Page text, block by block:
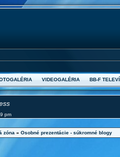
VIDEOGALÉRIA BB-F
pm
zóna » Osobné prezentácie - súkromné blogy